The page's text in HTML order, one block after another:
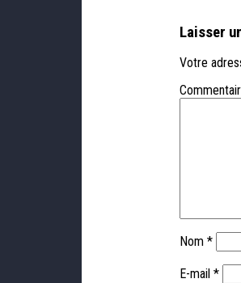
Laisser
Votre
Nom *
E-mail *